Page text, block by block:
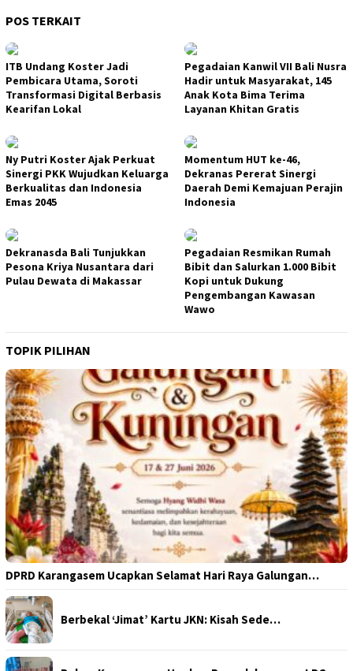
POS TERKAIT
ITB Undang Koster Jadi
Pembicara Utama, Soroti
Transformasi Digital Berbasis
Kearifan Lokal
Pegadaian Kanwil VII Bali Nusra
Hadir untuk Masyarakat, 145
Anak Kota Bima Terima
Layanan Khitan Gratis
Ny Putri Koster Ajak Perkuat
Sinergi PKK Wujudkan Keluarga
Berkualitas dan Indonesia
Emas 2045
Momentum HUT ke-46,
Dekranas Pererat Sinergi
Daerah Demi Kemajuan Perajin
Indonesia
Dekranasda Bali Tunjukkan
Pesona Kriya Nusantara dari
Pulau Dewata di Makassar
Pegadaian Resmikan Rumah
Bibit dan Salurkan 1.000 Bibit
Kopi untuk Dukung
Pengembangan Kawasan
Wawo
TOPIK PILIHAN
DPRD Karangasem Ucapkan Selamat Hari Raya Galungan…
Berbekal ‘Jimat’ Kartu JKN: Kisah Sede…